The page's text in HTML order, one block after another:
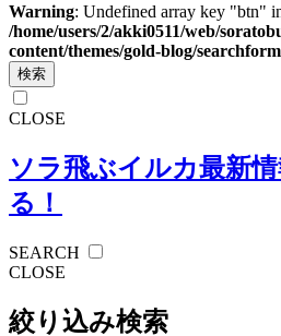
Warning: Undefined array key "btn"
/home/users/2/akki0511/web/
content/themes/gold-blog/
検索
CLOSE
ソラ飛ぶイルカ最新
る！
SEARCH
CLOSE
絞り込み検索